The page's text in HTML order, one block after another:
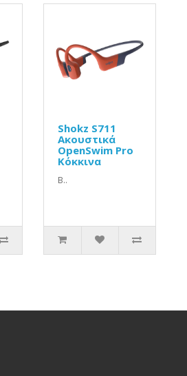
Shokz S711
Ακουστικά
OpenSwim Pro
Κόκκινα
B..